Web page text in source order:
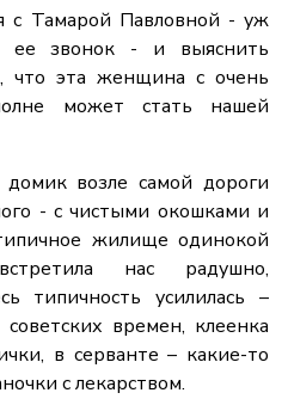
с Тамарой Павловной - уж
ее звонок - и выяснить
что эта женщина с очень
может стать нашей
возле самой дороги
- с чистыми окошками и
жилище одинокой
нас радушно,
типичность усилилась –
времен, клеенка
в серванте – какие-то
с лекарством.